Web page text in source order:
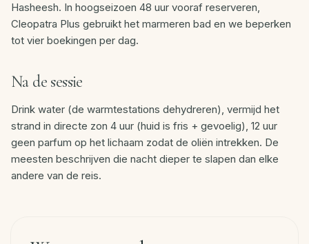
Hasheesh. In hoogseizoen 48 uur vooraf reserveren,
Cleopatra Plus gebruikt het marmeren bad en we beperken
tot vier boekingen per dag.
Na de sessie
Drink water (de warmtestations dehydreren), vermijd het
strand in directe zon 4 uur (huid is fris + gevoelig), 12 uur
geen parfum op het lichaam zodat de oliën intrekken. De
meesten beschrijven die nacht dieper te slapen dan elke
andere van de reis.